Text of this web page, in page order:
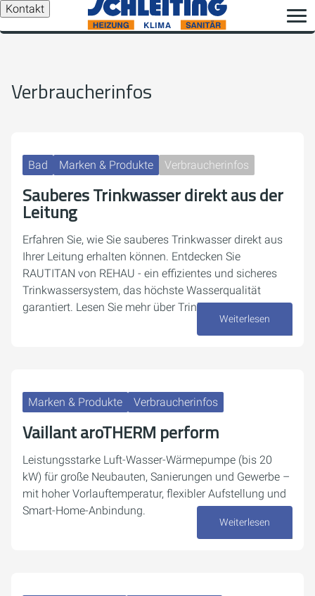
Kontakt
Verbraucherinfos
Bad Marken & Produkte Verbraucherinfos
Sauberes Trinkwasser direkt aus der
Leitung
Erfahren Sie, wie Sie sauberes Trinkwasser direkt aus
Ihrer Leitung erhalten können. Entdecken Sie
RAUTITAN von REHAU - ein effizientes und sicheres
Trinkwassersystem, das höchste Wasserqualität
garantiert. Lesen Sie mehr über Trinkwasserhygiene,…
Weiterlesen
Marken & Produkte Verbraucherinfos
Vaillant aroTHERM perform
Leistungsstarke Luft-Wasser-Wärmepumpe (bis 20
kW) für große Neubauten, Sanierungen und Gewerbe –
mit hoher Vorlauftemperatur, flexibler Aufstellung und
Smart-Home-Anbindung.
Weiterlesen